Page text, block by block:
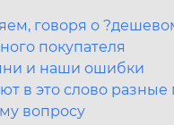
говоря о
покупателя
и наши ошибки
в это слово
вопросу